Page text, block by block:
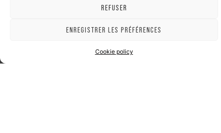
REFUSER
ENREGISTRER LES PRÉFÉRENCES
Cookie policy